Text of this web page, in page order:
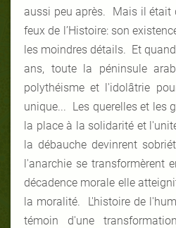
aussi peu après. Mais il était
feux de l’Histoire: son
les moindres détails. Et
ans, toute la péninsule
polythéisme et l'idolâtrie
unique... Les querelles et les
la place à la solidarité et
la débauche devinrent
l'anarchie se transformèrent
décadence morale elle
la moralité. L'histoire de
témoin d'une